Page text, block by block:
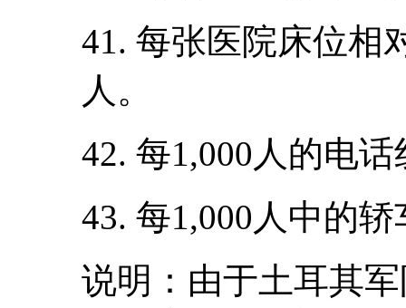
41. 每张医院床位相
人。
42. 每1,000人的电
43. 每1,000人中的
说明：由于土耳其